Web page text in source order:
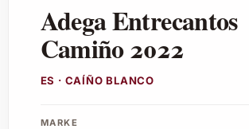
Adega Entrecantos
Camiño 2022
ES · CAÍÑO BLANCO
MARKE